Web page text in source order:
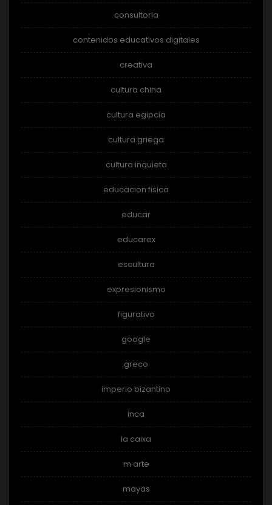
consultoria
contenidos educativos digitales
creativa
cultura china
cultura egipcia
cultura griega
cultura inquieta
educacion fisica
educar
educarex
escultura
expresionismo
figurativo
google
greco
imperio bizantino
inca
la caixa
m arte
mayas